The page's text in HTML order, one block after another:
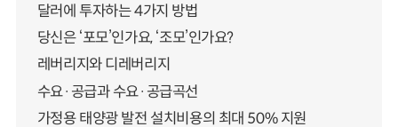
달러에 투자하는 4가지 방법
당신은 ‘포모’인가요, ‘조모’인가요?
레버리지와 디레버리지
수요·공급과 수요·공급곡선
가정용 태양광 발전 설치비용의 최대 50% 지원